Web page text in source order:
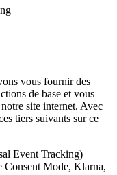
vous fournir des
de base et vous
site internet. Avec
tiers suivants sur ce
Event Tracking)
Consent Mode, Klarna,